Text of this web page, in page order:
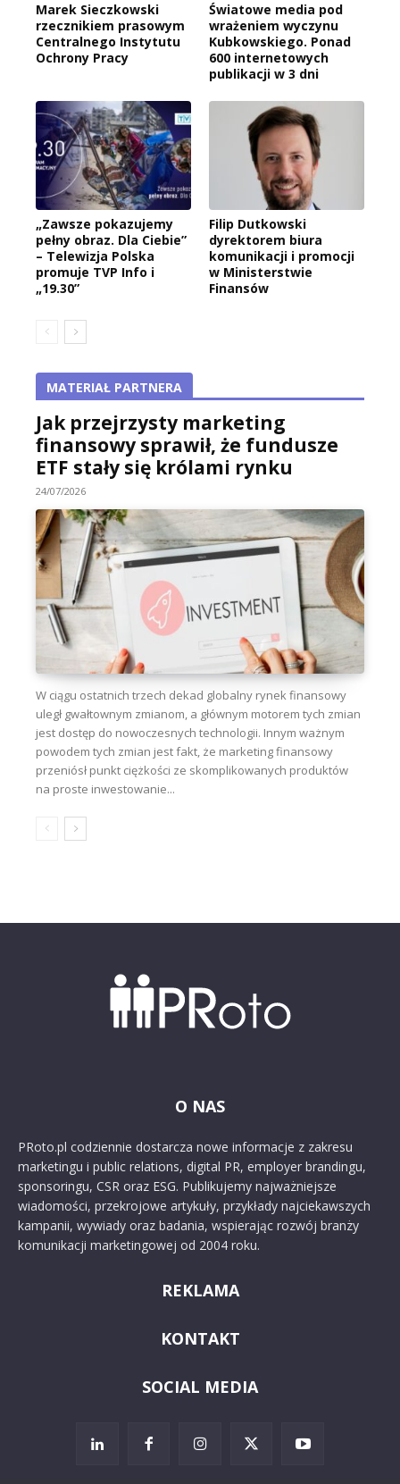
Marek Sieczkowski
rzecznikiem prasowym
Centralnego Instytutu
Ochrony Pracy
Światowe media pod
wrażeniem wyczynu
Kubkowskiego. Ponad
600 internetowych
publikacji w 3 dni
„Zawsze pokazujemy
pełny obraz. Dla Ciebie”
– Telewizja Polska
promuje TVP Info i
„19.30”
Filip Dutkowski
dyrektorem biura
komunikacji i promocji
w Ministerstwie
Finansów
MATERIAŁ PARTNERA
Jak przejrzysty marketing
finansowy sprawił, że fundusze
ETF stały się królami rynku
24/07/2026
W ciągu ostatnich trzech dekad globalny rynek finansowy
uległ gwałtownym zmianom, a głównym motorem tych zmian
jest dostęp do nowoczesnych technologii. Innym ważnym
powodem tych zmian jest fakt, że marketing finansowy
przeniósł punkt ciężkości ze skomplikowanych produktów
na proste inwestowanie...
O NAS
PRoto.pl codziennie dostarcza nowe informacje z zakresu
marketingu i public relations, digital PR, employer brandingu,
sponsoringu, CSR oraz ESG. Publikujemy najważniejsze
wiadomości, przekrojowe artykuły, przykłady najciekawszych
kampanii, wywiady oraz badania, wspierając rozwój branży
komunikacji marketingowej od 2004 roku.
REKLAMA
KONTAKT
SOCIAL MEDIA